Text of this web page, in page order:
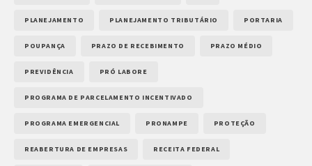
PLANEJAMENTO PLANEJAMENTO TRIBUTÁRIO PORTARIA
POUPANÇA PRAZO DE RECEBIMENTO PRAZO MÉDIO
PREVIDÊNCIA PRÓ LABORE
PROGRAMA DE PARCELAMENTO INCENTIVADO
PROGRAMA EMERGENCIAL PRONAMPE PROTEÇÃO
REABERTURA DE EMPRESAS RECEITA FEDERAL